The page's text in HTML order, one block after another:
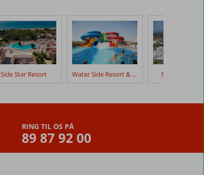
Side Star Resort Water Side Resort & Spa Side Mare
RING TIL OS PÅ
89 87 92 00